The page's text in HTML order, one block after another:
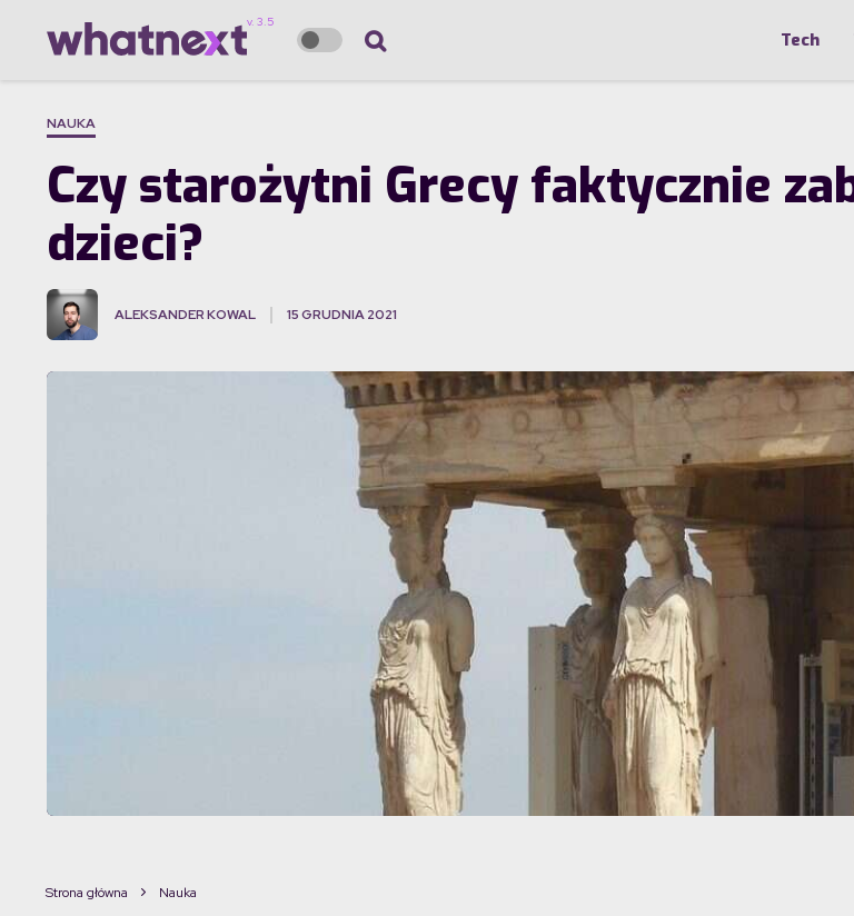
Tech
NAUKA
Czy starożytni Grecy faktycznie
dzieci?
ALEKSANDER KOWAL 15 GRUDNIA 2021
Strona główna Nauka